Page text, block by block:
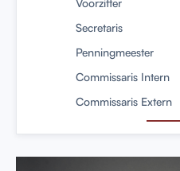
Secretaris
Penningmeester
Commissaris Intern
Commissaris Extern